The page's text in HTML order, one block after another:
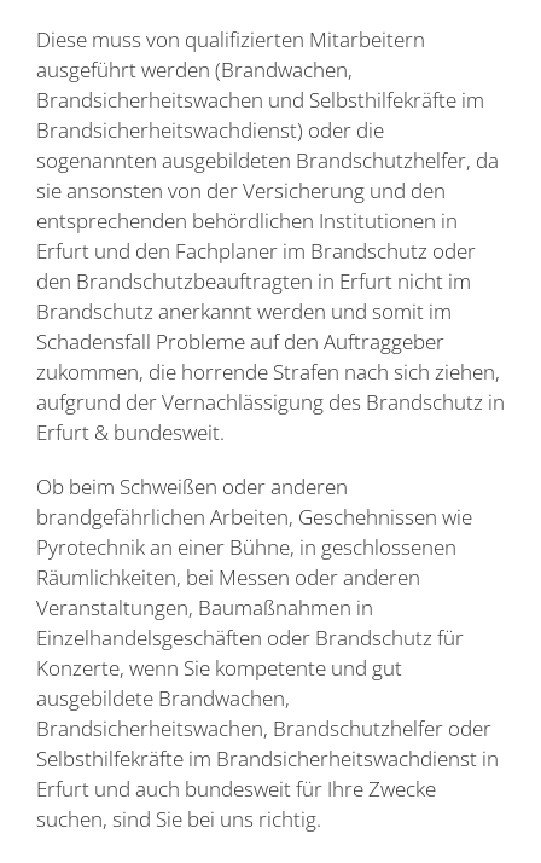
Diese muss von qualifizierten Mitarbeitern
ausgeführt werden (Brandwachen,
Brandsicherheitswachen und Selbsthilfekräfte im
Brandsicherheitswachdienst) oder die
sogenannten ausgebildeten Brandschutzhelfer, da
sie ansonsten von der Versicherung und den
entsprechenden behördlichen Institutionen in
Erfurt und den Fachplaner im Brandschutz oder
den Brandschutzbeauftragten in Erfurt nicht im
Brandschutz anerkannt werden und somit im
Schadensfall Probleme auf den Auftraggeber
zukommen, die horrende Strafen nach sich ziehen,
aufgrund der Vernachlässigung des Brandschutz in
Erfurt & bundesweit.
Ob beim Schweißen oder anderen
brandgefährlichen Arbeiten, Geschehnissen wie
Pyrotechnik an einer Bühne, in geschlossenen
Räumlichkeiten, bei Messen oder anderen
Veranstaltungen, Baumaßnahmen in
Einzelhandelsgeschäften oder Brandschutz für
Konzerte, wenn Sie kompetente und gut
ausgebildete Brandwachen,
Brandsicherheitswachen, Brandschutzhelfer oder
Selbsthilfekräfte im Brandsicherheitswachdienst in
Erfurt und auch bundesweit für Ihre Zwecke
suchen, sind Sie bei uns richtig.